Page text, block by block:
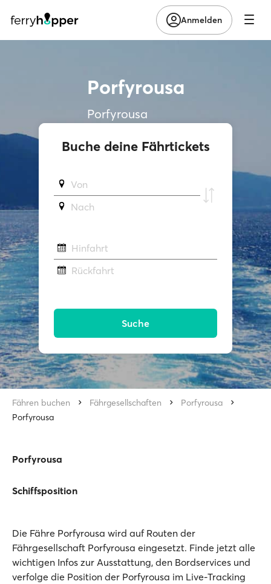
Anmelden
Porfyrousa
Porfyrousa
Buche deine Fährtickets
Von
Νach
Hinfahrt
Rückfahrt
Suche
Fähren buchen Fährgesellschaften
Porfyrousa
Porfyrousa
Porfyrousa
Schiffsposition
Die Fähre Porfyrousa wird auf Routen der
Fährgesellschaft Porfyrousa eingesetzt. Finde jetzt alle
wichtigen Infos zur Ausstattung, den Bordservices und
verfolge die Position der Porfyrousa im Live-Tracking